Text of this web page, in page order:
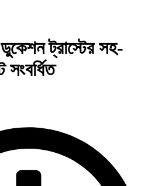
ট্রাস্টের সহ-